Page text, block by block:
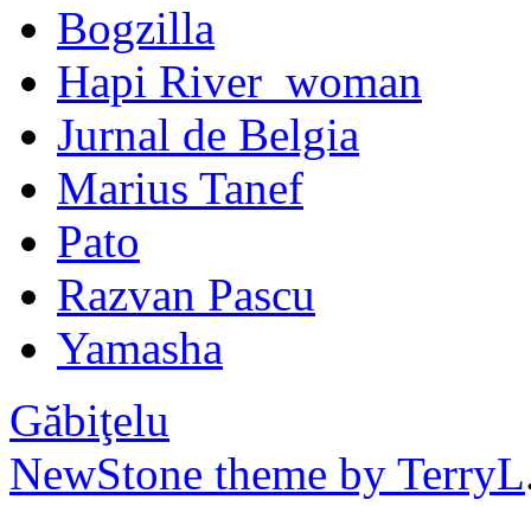
Bogzilla
Hapi River_woman
Jurnal de Belgia
Marius Tanef
Pato
Razvan Pascu
Yamasha
Găbiţelu
NewStone theme by TerryL